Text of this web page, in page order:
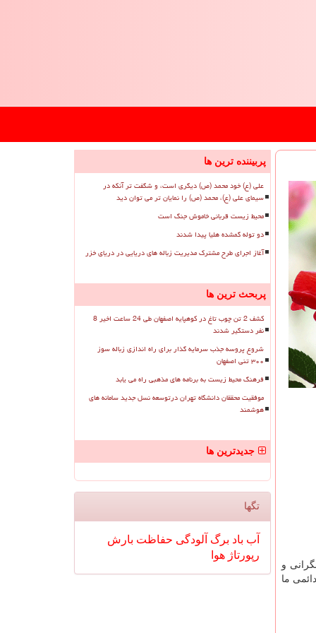
و
ما
پربیننده ترین ها
علی (ع) خود محمد (ص) دیگری است، و شگفت تر آنکه در
سیمای علی (ع)، محمد (ص) را نمایان تر می توان دید
محیط زیست قربانی خاموش جنگ است
دو توله گمشده هلیا پیدا شدند
آغاز اجرای طرح مشترک مدیریت زباله های دریایی در دریای خزر
پربحث ترین ها
کشف 2 تن چوب تاغ در کوهپایه اصفهان طی 24 ساعت اخیر 8
نفر دستگیر شدند
شروع پروسه جذب سرمایه گذار برای راه اندازی زباله سوز
۳۰۰ تنی اصفهان
فرهنگ محیط زیست به برنامه های مذهبی راه می یابد
موفقیت محققان دانشگاه تهران درتوسعه نسل جدید سامانه های
هوشمند
جدیدترین ها
تگها
آب باد برگ آلودگی حفاظت بارش
رپورتاژ هوا